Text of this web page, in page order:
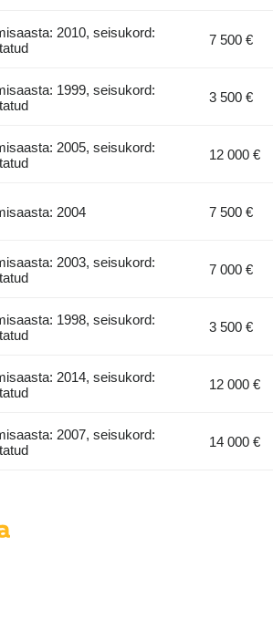
2010, seisukord:
7 500 €
1999, seisukord:
3 500 €
2005, seisukord:
12 000 €
2004 7 500 €
2003, seisukord:
7 000 €
1998, seisukord:
3 500 €
2014, seisukord:
12 000 €
2007, seisukord:
14 000 €